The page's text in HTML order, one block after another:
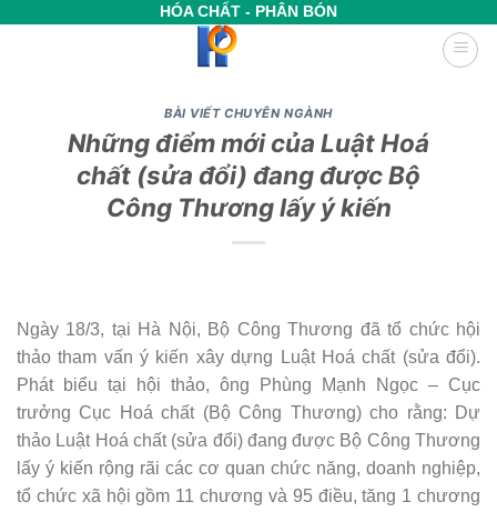
HÓA CHẤT - PHÂN BÓN
BÀI VIẾT CHUYÊN NGÀNH
Những điểm mới của Luật Hoá
chất (sửa đổi) đang được Bộ
Công Thương lấy ý kiến
Ngày 18/3, tại Hà Nội, Bộ Công Thương đã tổ chức hội
thảo tham vấn ý kiến xây dựng Luật Hoá chất (sửa đổi).
Phát biểu tại hội thảo, ông Phùng Mạnh Ngọc – Cục
trưởng Cục Hoá chất (Bộ Công Thương) cho rằng: Dự
thảo Luật Hoá chất (sửa đổi) đang được Bộ Công Thương
lấy ý kiến rộng rãi các cơ quan chức năng, doanh nghiệp,
tổ chức xã hội gồm 11 chương và 95 điều, tăng 1 chương